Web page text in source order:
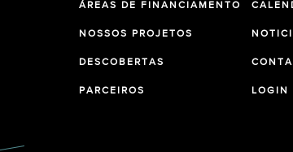
ÁREAS DE FINANCIAMENTO
NOSSOS PROJETOS
DESCOBERTAS
PARCEIROS LOGIN